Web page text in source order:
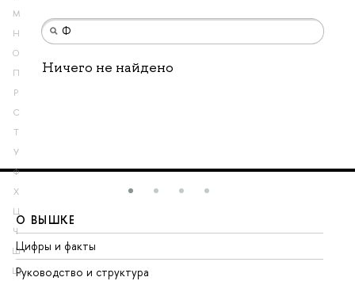
М
Н
О
П
Р
С
Т
У
Ф
Х
Ц
Ч
Ш
Щ
Ничего не найдено
О ВЫШКЕ
Цифры и факты
Руководство и структура